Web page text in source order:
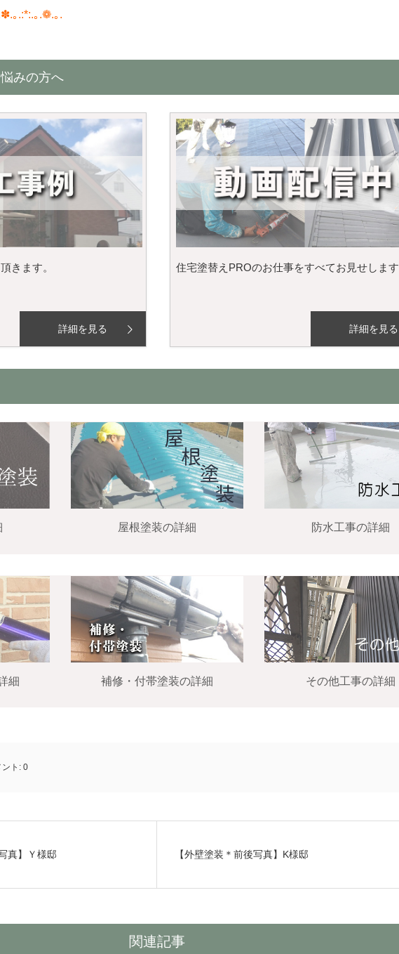
｡.:*:.｡.❁.｡.
みの方へ
きます。
詳細を見る
住宅塗替えPROのお仕事をすべてお見せします
詳細を見る
屋根塗装の詳細 防水工事の詳細
細 補修・付帯塗装の詳細 その他工事の詳細
ント: 0
真】Ｙ様邸 【外壁塗装＊前後写真】K様邸
関連記事